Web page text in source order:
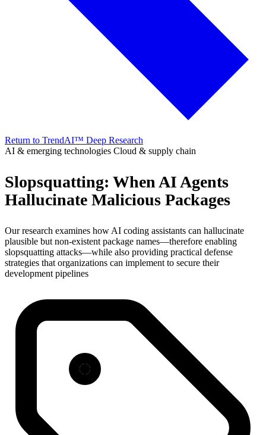
Return to TrendAI™ Deep Research
AI & emerging technologies Cloud & supply chain
Slopsquatting: When AI Agents
Hallucinate Malicious Packages
Our research examines how AI coding assistants can hallucinate
plausible but non-existent package names—therefore enabling
slopsquatting attacks—while also providing practical defense
strategies that organizations can implement to secure their
development pipelines